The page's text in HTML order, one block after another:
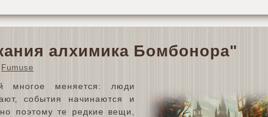
алхимика Бомбонора"
Fumuse
многое меняется: люди
события начинаются и
поэтому те редкие вещи,